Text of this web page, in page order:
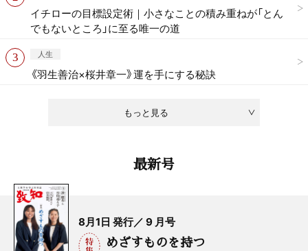
もっと見る
イチローの目標設定術｜小さなことの積み重ねが「とん
でもないところ」に至る唯一の道
人生
《羽生善治×桜井章一》運を手にする秘訣
最新号
8月1日 発行／ 9 月号
めざすものを持つ